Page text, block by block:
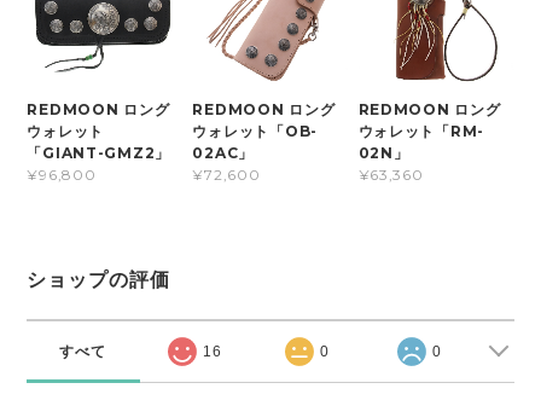
REDMOON ロング
ウォレット
「GIANT-GMZ2」
¥96,800
REDMOON ロング
ウォレット「OB-
02AC」
¥72,600
REDMOON ロング
ウォレット「RM-
02N」
¥63,360
ショップの評価
すべて 16 0 0